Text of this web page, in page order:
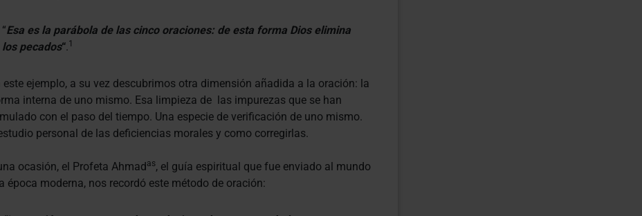
“Esa es la parábola de las cinco oraciones: de esta forma Dios elimina
los pecados“.1
este ejemplo, a su vez descubrimos otra dimensión añadida a la oración: la
interna de uno mismo. Esa limpieza de las impurezas que se han
con el paso del tiempo. Una especie de verificación de uno mismo.
personal de las deficiencias morales y como corregirlas.
ocasión, el Profeta Ahmad as, el guía espiritual que fue enviado al mundo
época moderna, nos recordó este método de oración: